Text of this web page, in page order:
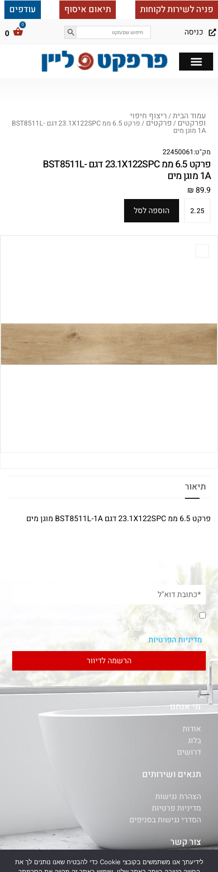
פניה לשירות לקוחות תיאום איסוף עודפים
0 כניסה
עמוד הבית/ריצוף חיפוי
ופרקטים /פרקטים / פרקט 6.5 ממ 23.1X122SPC דגם BST8511L-
1A מוגן מים
מק"ט:22450061
פרקט 6.5 ממ 23.1X122SPC דגם BST8511L-
1A מוגן מים
₪ 89.9
הוספה לסל
תיאור
פרקט 6.5 ממ 23.1X122SPC דגם BST8511L-1A מוגן מים
אני מאשר/ת קבלת פניות ומידע שיווקי בכל אמצעי דיוור.
ידוע לי שאוכל לבטל בכל עת, והשימוש בפרטיי כפוף
מדיניות הפרטיותבאתר.
הרשמה לדיוור
מי אנחנו
אודות
בלוג
דרושים
תנאים ושירותים
הצהרת נגישות
מדיניות פרטיות
הסדרי נגישות בסניפים
צור קשר
איתור סניף
לידיעתך אנו משתמשים בקובצי Cookie כדי להבטיח שאנו נותנים לך את